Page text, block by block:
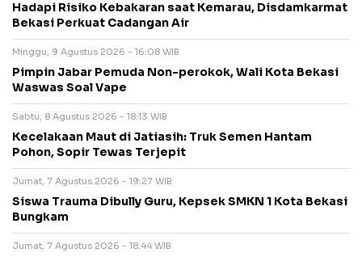
Hadapi Risiko Kebakaran saat Kemarau, Disdamkarmat
Bekasi Perkuat Cadangan Air
Minggu, 9 Agustus 2026 - 16:08 WIB
Pimpin Jabar Pemuda Non-perokok, Wali Kota Bekasi
Waswas Soal Vape
Sabtu, 8 Agustus 2026 - 18:13 WIB
Kecelakaan Maut di Jatiasih: Truk Semen Hantam
Pohon, Sopir Tewas Terjepit
Jumat, 7 Agustus 2026 - 19:27 WIB
Siswa Trauma Dibully Guru, Kepsek SMKN 1 Kota Bekasi
Bungkam
Jumat, 7 Agustus 2026 - 18:44 WIB